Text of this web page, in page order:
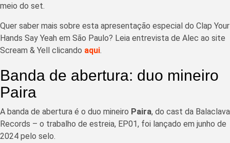
meio do set.
Quer saber mais sobre esta apresentação especial do Clap Your
Hands Say Yeah em São Paulo? Leia entrevista de Alec ao site
Scream & Yell clicando aqui.
Banda de abertura: duo mineiro
Paira
A banda de abertura é o duo mineiro Paira, do cast da Balaclava
Records – o trabalho de estreia, EP01, foi lançado em junho de
2024 pelo selo.